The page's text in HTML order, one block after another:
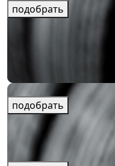
подобрать
подобрать